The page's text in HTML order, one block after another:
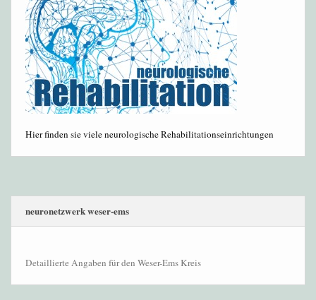
Hier finden sie viele neurologische Rehabilitationseinrichtungen
neuronetzwerk weser-ems
Detaillierte Angaben für den Weser-Ems Kreis